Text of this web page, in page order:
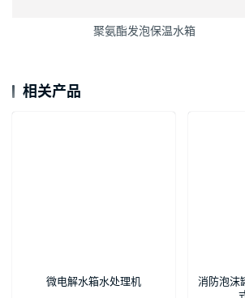
聚氨酯发泡保温水箱
相关产品
微电解水箱水处理机
消防泡沫